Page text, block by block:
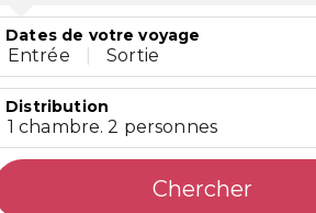
Dates de votre voyage
Entrée Sortie
Distribution
1 chambre. 2 personnes
Chercher